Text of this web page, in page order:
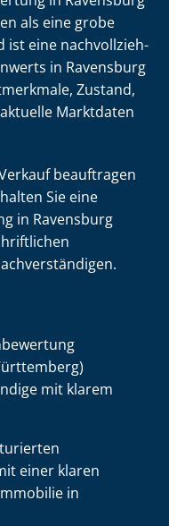
als eine grobe
ist eine nach­voll­zieh­
in Ravensburg
Zustand,
Marktdaten
beauftragen
Sie eine
in Ravensburg
mit klarem
einer klaren
in